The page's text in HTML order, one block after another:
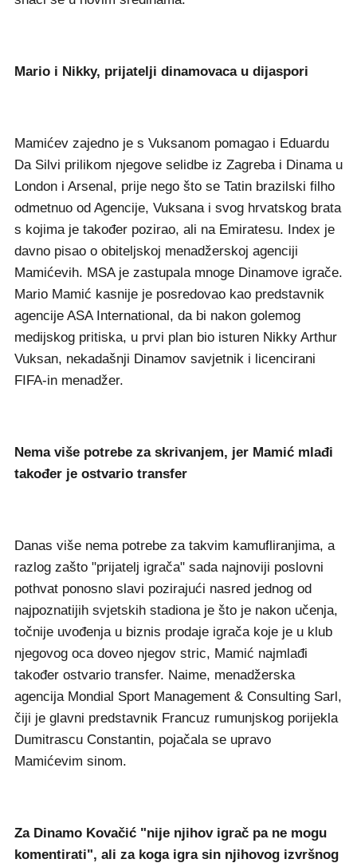
Mario i Nikky, prijatelji dinamovaca u dijaspori
Mamićev zajedno je s Vuksanom pomagao i Eduardu
Da Silvi prilikom njegove selidbe iz Zagreba i Dinama u
London i Arsenal, prije nego što se Tatin brazilski filho
odmetnuo od Agencije, Vuksana i svog hrvatskog brata
s kojima je također pozirao, ali na Emiratesu. Index je
davno pisao o obiteljskoj menadžerskoj agenciji
Mamićevih. MSA je zastupala mnoge Dinamove igrače.
Mario Mamić kasnije je posredovao kao predstavnik
agencije ASA International, da bi nakon golemog
medijskog pritiska, u prvi plan bio isturen Nikky Arthur
Vuksan, nekadašnji Dinamov savjetnik i licencirani
FIFA-in menadžer.
Nema više potrebe za skrivanjem, jer Mamić mlađi
također je ostvario transfer
Danas više nema potrebe za takvim kamufliranjima, a
razlog zašto "prijatelj igrača" sada najnoviji poslovni
pothvat ponosno slavi pozirajući nasred jednog od
najpoznatijih svjetskih stadiona je što je nakon učenja,
točnije uvođenja u biznis prodaje igrača koje je u klub
njegovog oca doveo njegov stric, Mamić najmlađi
također ostvario transfer. Naime, menadžerska
agencija Mondial Sport Management & Consulting Sarl,
čiji je glavni predstavnik Francuz rumunjskog porijekla
Dumitrascu Constantin, pojačala se upravo
Mamićevim sinom.
Za Dinamo Kovačić "nije njihov igrač pa ne mogu
komentirati", ali za koga igra sin njihovog izvršnog